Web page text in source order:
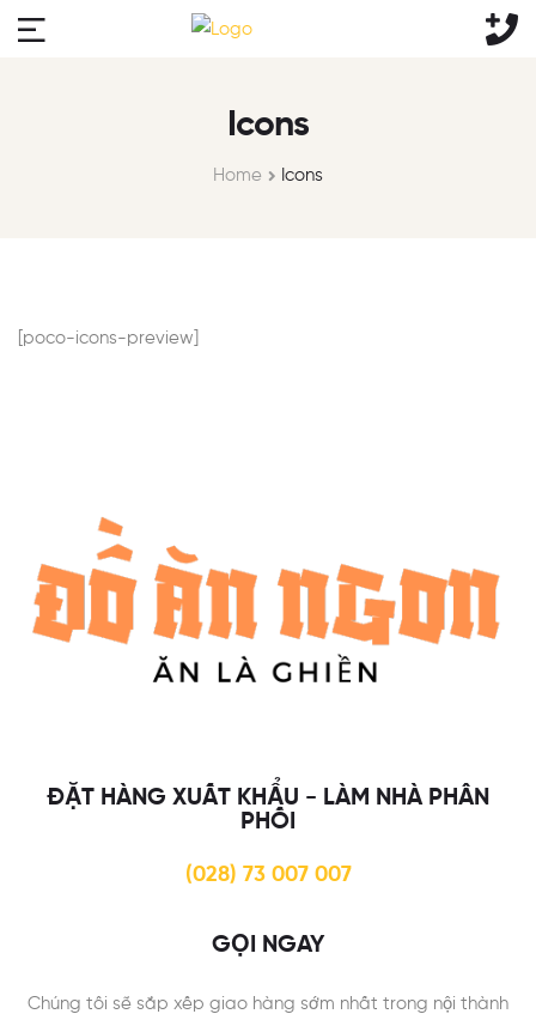
Icons
Home Icons
[poco-icons-preview]
ĐẶT HÀNG XUẤT KHẨU - LÀM NHÀ PHÂN
PHỐI
(028) 73 007 007
GỌI NGAY
Chúng tôi sẽ sắp xếp giao hàng sớm nhất trong nội thành